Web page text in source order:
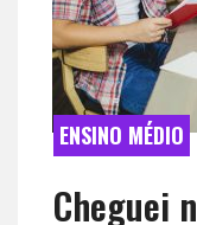
ENSINO MÉDIO
Cheguei